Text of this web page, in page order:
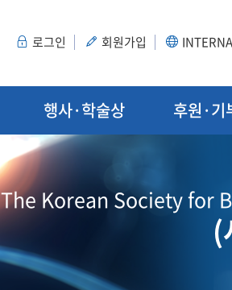
로그인 회원가입
행사·학술상 후원·기
The Korean Society for
(